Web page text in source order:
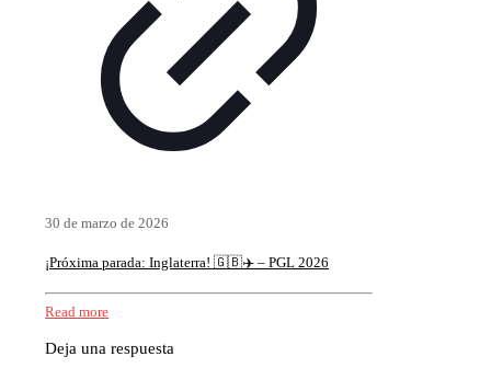
30 de marzo de 2026
¡Próxima parada: Inglaterra! 🇬🇧✈️ – PGL 2026
Read more
Deja una respuesta